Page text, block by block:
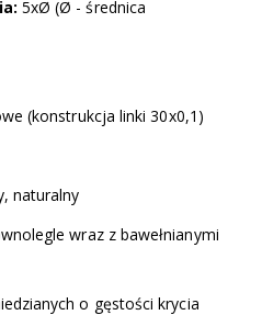
5xØ (Ø - średnica
(konstrukcja linki 30x0,1)
naturalny
wraz z bawełnianymi
o gęstości krycia